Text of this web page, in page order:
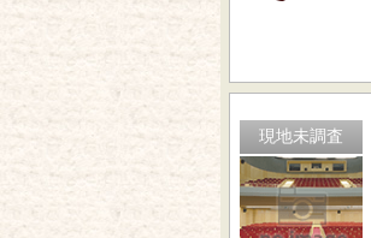
現地未調査